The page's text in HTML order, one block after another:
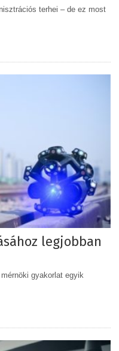
terhei – de ez most
legjobban
gyakorlat egyik